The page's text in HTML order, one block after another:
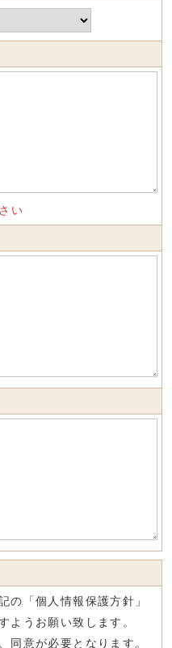
い
の「個人情報保護方針」
ようお願い致します。
同意が必要となります。